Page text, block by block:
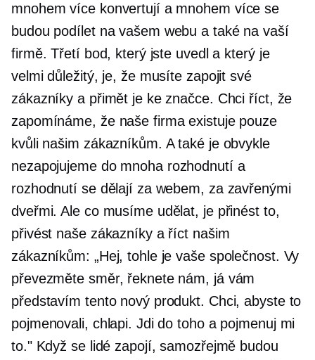
mnohem více konvertují a mnohem více se
budou podílet na vašem webu a také na vaší
firmě. Třetí bod, který jste uvedl a který je
velmi důležitý, je, že musíte zapojit své
zákazníky a přimět je ke značce. Chci říct, že
zapomínáme, že naše firma existuje pouze
kvůli našim zákazníkům. A také je obvykle
nezapojujeme do mnoha rozhodnutí a
rozhodnutí se dělají za webem, za zavřenými
dveřmi. Ale co musíme udělat, je přinést to,
přivést naše zákazníky a říct našim
zákazníkům: „Hej, tohle je vaše společnost. Vy
převezměte směr, řeknete nám, já vám
představím tento nový produkt. Chci, abyste to
pojmenovali, chlapi. Jdi do toho a pojmenuj mi
to." Když se lidé zapojí, samozřejmě budou